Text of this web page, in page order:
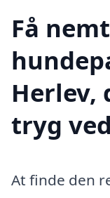
Få
Herlev,
tryg ved
At finde den